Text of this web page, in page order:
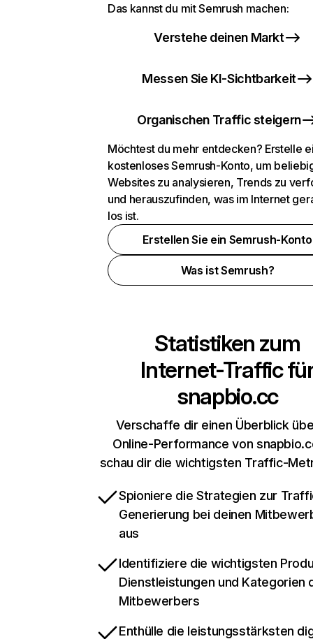
Das kannst du mit Semrush machen:
Verstehe deinen Markt
Messen Sie KI-Sichtbarkeit
Organischen Traffic steigern
Möchtest du mehr entdecken? Erstelle
kostenloses Semrush-Konto, um
Websites zu analysieren, Trends zu
und herauszufinden, was im Internet
los ist.
Erstellen Sie ein Semrush-Konto
Was ist Semrush?
Statistiken zum
Internet-Traffic
snapbio.cc
Verschaffe dir einen Überblick
Online-Performance von
schau dir die wichtigsten Traffic-
Spioniere die Strategien zur
Generierung bei deinen
aus
Identifiziere die wichtigsten
Dienstleistungen und Kategorien
Mitbewerbers
Enthülle die leistungsstärksten